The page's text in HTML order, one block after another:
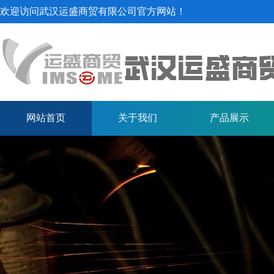
欢迎访问武汉运盛商贸有限公司官方网站！
网站首页 关于我们 产品展示
汽车专用钢